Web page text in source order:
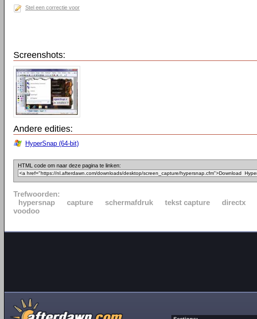
Stel een correctie voor
Screenshots:
Andere edities:
HyperSnap (64-bit)
HTML code om naar deze pagina te linken:
Trefwoorden:
hypersnap
capture schermafdruk tekst capture directx
voodoo